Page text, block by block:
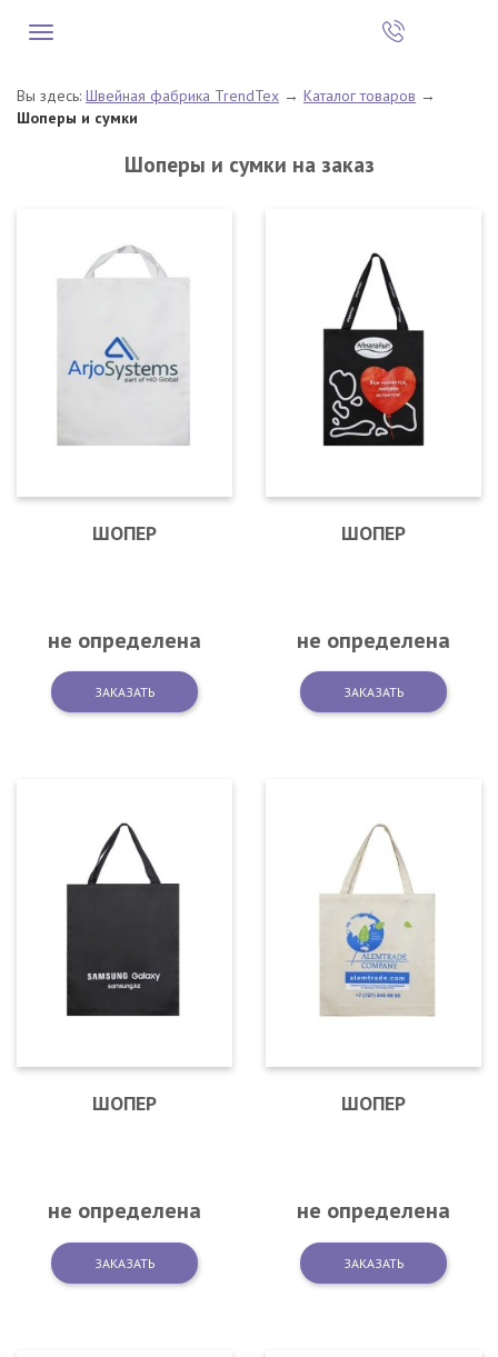
Вы здесь: Швейная фабрика TrendTex → Каталог товаров →
Шоперы и сумки
Шоперы и сумки на заказ
ШОПЕР
не определена
ШОПЕР
не определена
ШОПЕР
не определена
ШОПЕР
не определена